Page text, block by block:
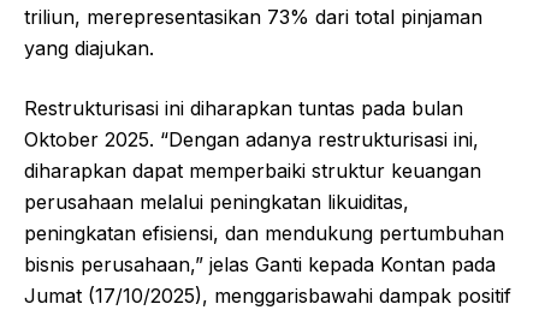
triliun, merepresentasikan 73% dari total pinjaman
yang diajukan.
Restrukturisasi ini diharapkan tuntas pada bulan
Oktober 2025. “Dengan adanya restrukturisasi ini,
diharapkan dapat memperbaiki struktur keuangan
perusahaan melalui peningkatan likuiditas,
peningkatan efisiensi, dan mendukung pertumbuhan
bisnis perusahaan,” jelas Ganti kepada Kontan pada
Jumat (17/10/2025), menggarisbawahi dampak positif